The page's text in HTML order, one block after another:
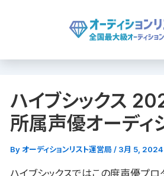
ス
ハイブシックス
所属声優オーディ
By オーディションリスト運営局 / 3月 5, 2024
ハイブシックスではこの度声優プ